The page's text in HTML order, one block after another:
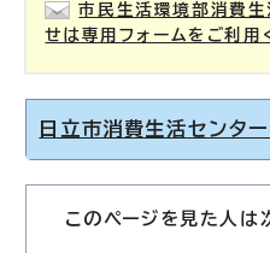
市民生活環境部消費生
せは専用フォームをご利用
日立市消費生活センター
このページを見た人は